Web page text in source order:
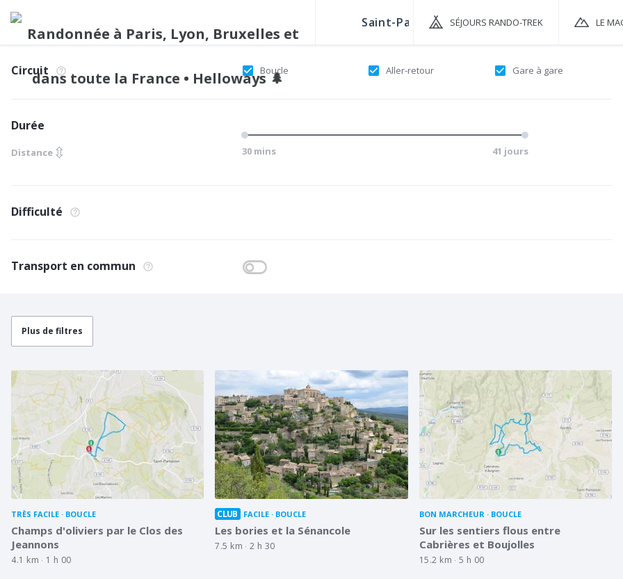
SÉJOURS RANDO-TREK LE
Circuit Boucle Aller-retour Gare à gare
Durée
Distance ⇳ 30 mins 41 jours
Difficulté
Transport en commun
Plus de filtres
TRÈS FACILE BOUCLE
Champs d'oliviers par le Clos des
Jeannons
4.1 km 1 h 00
CLUB FACILE BOUCLE
Les bories et la Sénancole
7.5 km 2 h 30
BON MARCHEUR BOUCLE
Sur les sentiers flous entre
Cabrières et Boujolles
15.2 km 5 h 00